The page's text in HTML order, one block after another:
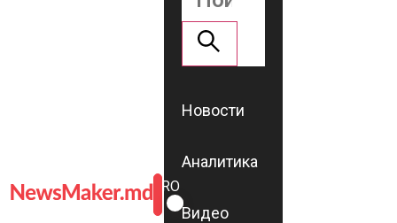
ROMÂNĂ
RU
Новости
Аналитика
Видео